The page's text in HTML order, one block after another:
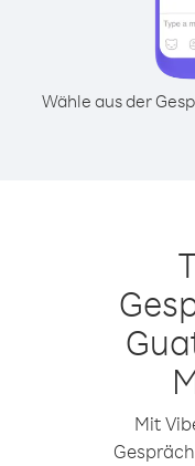
Wähle aus der
Mit